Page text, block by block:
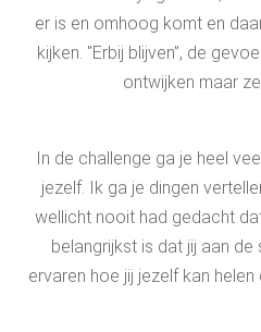
er is en omhoog komt en
kijken. "Erbij blijven”, de
ontwijken maar
In de challenge ga je heel
jezelf. Ik ga je dingen
wellicht nooit had gedacht
belangrijkst is dat jij aan de
ervaren hoe jij jezelf kan